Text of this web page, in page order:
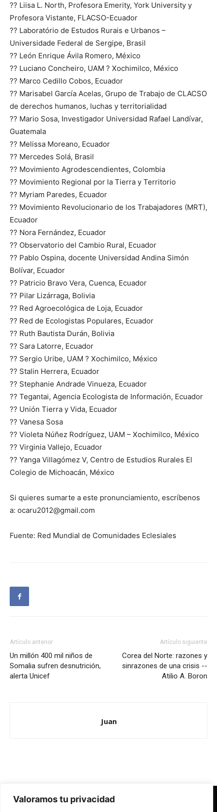
Valoramos tu privacidad
?? Liisa L. North, Profesora Emerity, York University y
Profesora Vistante, FLACSO-Ecuador
?? Laboratório de Estudos Rurais e Urbanos –
Universidade Federal de Sergipe, Brasil
?? León Enrique Ávila Romero, México
?? Luciano Concheiro, UAM ? Xochimilco, México
?? Marco Cedillo Cobos, Ecuador
?? Marisabel García Acelas, Grupo de Trabajo de CLACSO
de derechos humanos, luchas y territorialidad
?? Mario Sosa, Investigador Universidad Rafael Landívar,
Guatemala
?? Melissa Moreano, Ecuador
?? Mercedes Solá, Brasil
?? Movimiento Agrodescendientes, Colombia
?? Movimiento Regional por la Tierra y Territorio
?? Myriam Paredes, Ecuador
?? Movimiento Revolucionario de los Trabajadores (MRT),
Ecuador
?? Nora Fernández, Ecuador
?? Observatorio del Cambio Rural, Ecuador
?? Pablo Ospina, docente Universidad Andina Simón
Bolívar, Ecuador
?? Patricio Bravo Vera, Cuenca, Ecuador
?? Pilar Lizárraga, Bolivia
?? Red Agroecológica de Loja, Ecuador
?? Red de Ecologistas Populares, Ecuador
?? Ruth Bautista Durán, Bolivia
?? Sara Latorre, Ecuador
?? Sergio Uribe, UAM ? Xochimilco, México
?? Stalin Herrera, Ecuador
?? Stephanie Andrade Vinueza, Ecuador
?? Tegantai, Agencia Ecologista de Información, Ecuador
?? Unión Tierra y Vida, Ecuador
?? Vanesa Sosa
?? Violeta Núñez Rodríguez, UAM – Xochimilco, México
?? Virginia Vallejo, Ecuador
?? Yanga Villagómez V, Centro de Estudios Rurales El
Colegio de Michoacán, México
Si quieres sumarte a este pronunciamiento, escríbenos
a: ocaru2012@gmail.com
Fuente: Red Mundial de Comunidades Eclesiales
Artículo anterior
Un millón 400 mil niños de
Somalia sufren desnutrición,
alerta Unicef
Artículo siguiente
Corea del Norte: razones y
sinrazones de una crisis --
Atilio A. Boron
Juan
Redes Cristianas